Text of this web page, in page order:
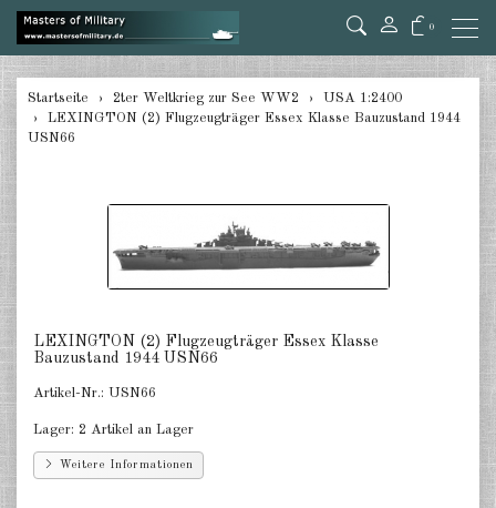
0
zurück
Deutschland 1:285/300
Alliierte 1:285/300
USA 1:2400
Startseite 2ter Weltkrieg zur See WW2
USA 1:2400
LEXINGTON (2) Flugzeugträger Essex Klasse Bauzustand 1944
USN66
LEXINGTON (2) Flugzeugträger Essex Klasse
Bauzustand 1944 USN66
Artikel-Nr.: USN66
Lager: 2 Artikel an Lager
Weitere Informationen